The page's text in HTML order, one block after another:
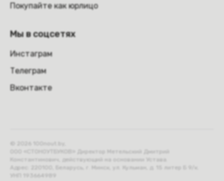
Покупайте как юрлицо
Мы в соцсетях
Инстаграм
Телеграм
Вконтакте
ООО «СТОНОУТБУКОВ» Директор Метельский Дмитрий
Константинович, действующий на основании Устава.
Адрес: 220100, Беларусь, г. Минск, ул. Кульман, д. 15 литер Б 9/к.